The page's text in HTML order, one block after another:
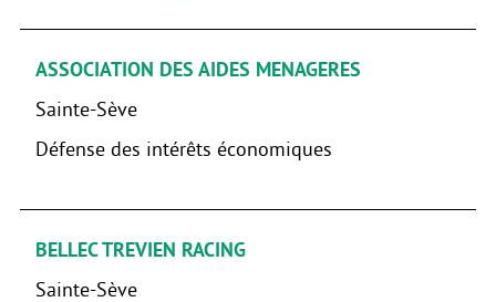
ASSOCIATION DES AIDES MENAGERES
Sainte-Sève
Défense des intérêts économiques
BELLEC TREVIEN RACING
Sainte-Sève